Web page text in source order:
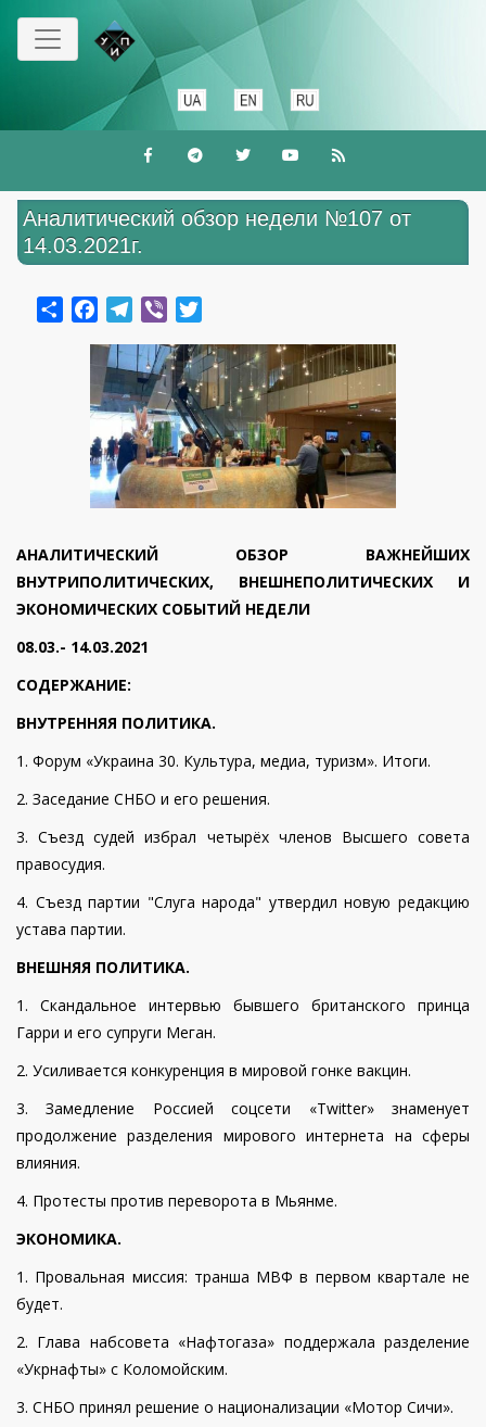
Перейти
основному
Аналитический обзор недели №107 от
14.03.2021г.
ShareFacebookTelegram
Viber
АНАЛИТИЧЕСКИЙ ОБЗОР ВАЖНЕЙШИХ
ВНУТРИПОЛИТИЧЕСКИХ, ВНЕШНЕПОЛИТИЧЕСКИХ И
ЭКОНОМИЧЕСКИХ СОБЫТИЙ НЕДЕЛИ
08.03.- 14.03.2021
СОДЕРЖАНИЕ:
ВНУТРЕННЯЯ ПОЛИТИКА.
1. Форум «Украина 30. Культура, медиа, туризм». Итоги.
2. Заседание СНБО и его решения.
3. Съезд судей избрал четырёх членов Высшего совета
правосудия.
4. Съезд партии "Слуга народа" утвердил новую редакцию
устава партии.
ВНЕШНЯЯ ПОЛИТИКА.
1. Скандальное интервью бывшего британского принца
Гарри и его супруги Меган.
2. Усиливается конкуренция в мировой гонке вакцин.
3. Замедление Россией соцсети «Twitter» знаменует
продолжение разделения мирового интернета на сферы
влияния.
4. Протесты против переворота в Мьянме.
ЭКОНОМИКА.
1. Провальная миссия: транша МВФ в первом квартале не
будет.
2. Глава набсовета «Нафтогаза» поддержала разделение
«Укрнафты» с Коломойским.
3. СНБО принял решение о национализации «Мотор Сичи».